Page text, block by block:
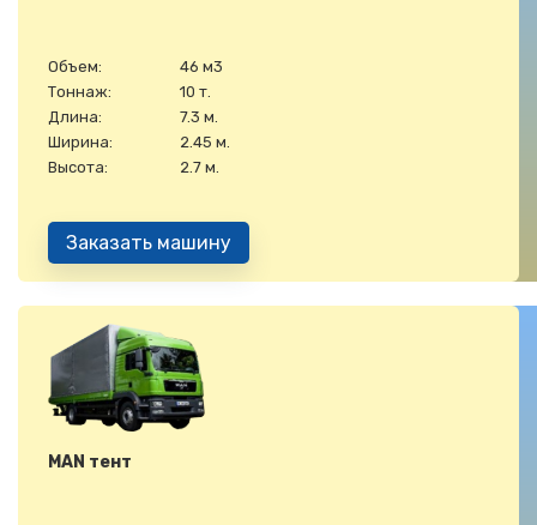
Объем:
46 м3
Тоннаж:
10 т.
Длина:
7.3 м.
Ширина:
2.45 м.
Высота:
2.7 м.
Заказать машину
MAN тент